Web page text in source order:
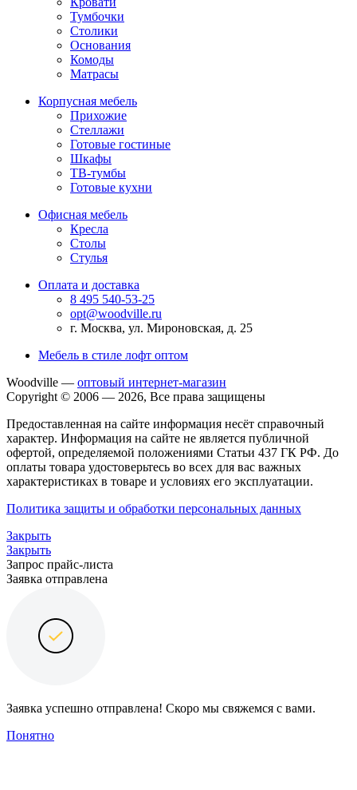
Тумбочки
Столики
Основания
Комоды
Матрасы
Корпусная мебель
Прихожие
Стеллажи
Готовые гостиные
Шкафы
ТВ-тумбы
Готовые кухни
Офисная мебель
Кресла
Столы
Стулья
Оплата и доставка
8 495 540-53-25
opt@woodville.ru
г. Москва, ул. Мироновская, д. 25
Мебель в стиле лофт оптом
Woodville — оптовый интернет-магазин
Copyright © 2006 — 2026, Все права защищены
Предоставленная на сайте информация несёт справочный
характер. Информация на сайте не является публичной
офертой, определяемой положениями Статьи 437 ГК РФ. До
оплаты товара удостоверьтесь во всех для вас важных
характеристиках в товаре и условиях его эксплуатации.
Политика защиты и обработки персональных данных
Закрыть
Закрыть
Запрос прайс-листа
Заявка отправлена
Заявка успешно отправлена! Скоро мы свяжемся с вами.
Понятно